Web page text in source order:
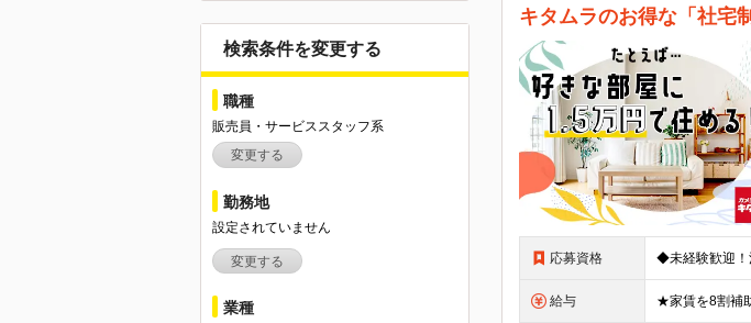
検索条件を変更する
職種
販売員・サービススタッフ系
変更する
勤務地
設定されていません
変更する
業種
キタムラのお得な「社宅
応募資格
給与